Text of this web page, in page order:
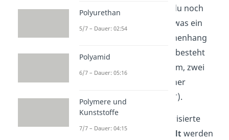
Artikel zu
kannst du noch
einmal genau nachlesen, was ein
Proton in diesem Zusammenhang
ist. Die Carboxylatgruppe besteht
aus einem Kohlenstoffatom, zwei
Sauerstoffatomen und einer
negativen Ladung (COOH
–).
Ein Vorgang, wie die polarisierte
Carboxygruppe
hergestellt werden
Polyurethan
5/7 – Dauer: 02:54
Polyamid
6/7 – Dauer: 05:16
Polymere und
Kunststoffe
7/7 – Dauer: 04:15